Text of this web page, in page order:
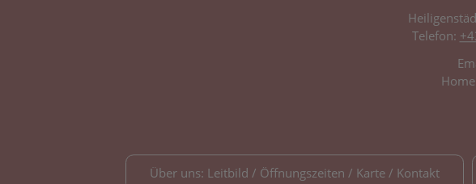
Telefon:
Über uns: Leitbild / Öffnungszeiten / Karte / Kontakt